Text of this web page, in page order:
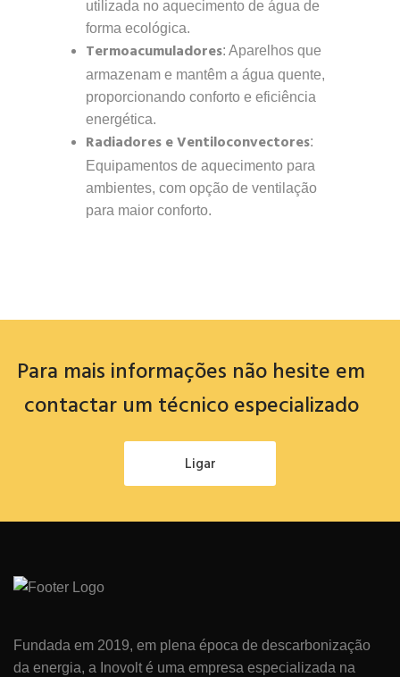
utilizada no aquecimento de água de
forma ecológica.
Termoacumuladores: Aparelhos que
armazenam e mantêm a água quente,
proporcionando conforto e eficiência
energética.
Radiadores e Ventiloconvectores:
Equipamentos de aquecimento para
ambientes, com opção de ventilação
para maior conforto.
Para mais informações não hesite em
contactar um técnico especializado
Ligar
Fundada em 2019, em plena época de descarbonização
da energia, a Inovolt é uma empresa especializada na